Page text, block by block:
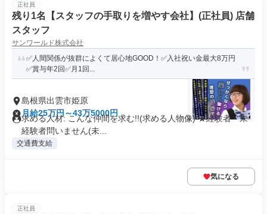
正社員
残り1名【スタッフの手取りを増やす会社】(正社員) 店舗
スタッフ
サンワールド株式会社
✅️人間関係が抜群によくて居心地GOOD！✅️入社祝い金最大8万円
✅️賞与年2回✅️月1回...
島根県出雲市姫原
月給25万円～43万5000円
求める人材: こんな仲間を求む!!(求める人物像) ★経験者・未
経験者問いません(未...
交通費支給
気になる
正社員